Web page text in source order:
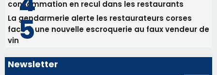
Les plus lus
Satine Nomary est la nouvelle Miss Corse 2026
Éclipse du 12 août : la Corse aux premières loges
d'un spectacle qui ne reviendra pas avant 2081